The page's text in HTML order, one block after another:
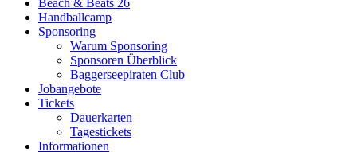
Beach & Beats 26
Handballcamp
Sponsoring
Warum Sponsoring
Sponsoren Überblick
Baggerseepiraten Club
Jobangebote
Tickets
Dauerkarten
Tagestickets
Informationen